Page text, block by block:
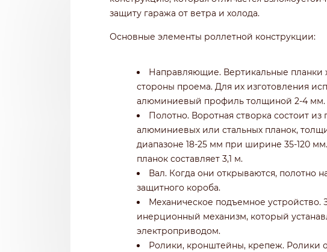
защиту гаража от ветра и холода.
Основные элементы роллетной конструкции:
Направляющие. Вертикальные планки
стороны проема. Для их изготовления
алюминиевый профиль толщиной 2-4 мм.
Полотно. Воротная створка состоит из
алюминиевых или стальных планок,
диапазоне 18-25 мм при ширине 35-120
планок составляет 3,1 м.
Вал. Когда они открываются, полотно
защитного короба.
Механическое подъемное
инерционный механизм, который
электроприводом.
Ролики, кронштейны, крепеж. Ролики